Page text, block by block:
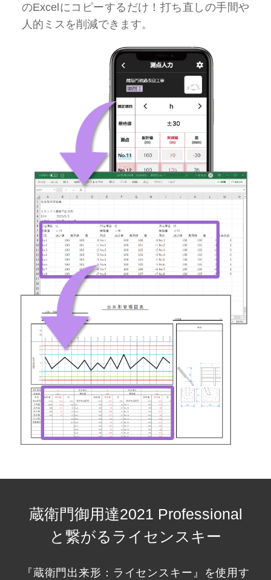
のExcelにコピーするだけ！打ち直しの手間や
人的ミスを削減できます。
蔵衛門御用達2021 Professional
と繋がるライセンスキー
『蔵衛門出来形：ライセンスキー』を使用す